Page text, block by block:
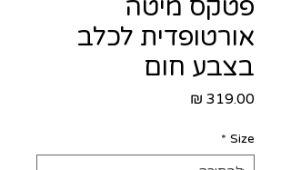
פטקס מיטה
אורטופדית לכלב
בצבע חום
Size
*